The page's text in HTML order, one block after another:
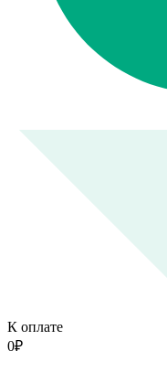
К оплате
0₽